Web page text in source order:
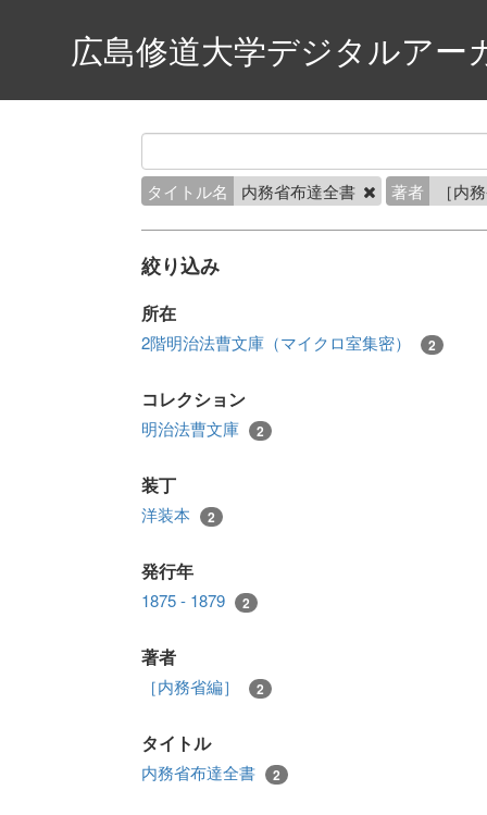
広島修道大学デジタルアー
タイトル名 内務省布達全書 著者 ［内
絞り込み
所在
2階明治法曹文庫（マイクロ室集密） 2
コレクション
明治法曹文庫 2
装丁
洋装本 2
発行年
1875 - 1879 2
著者
［内務省編］ 2
タイトル
内務省布達全書 2